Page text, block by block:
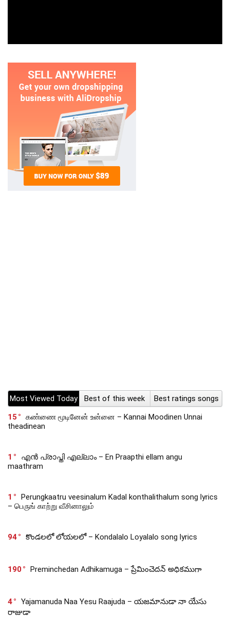
Most Viewed Today Best of this week
Best ratings songs
15
கண்ணை மூடினேன் உன்னை – Kannai Moodinen Unnai
theadinean
1
എൻ പ്രാപ്തി എല്ലാം – En Praapthi ellam angu
maathram
1
Perungkaatru veesinalum Kadal konthalithalum song lyrics
– பெருங் காற்று வீசினாலும்
94 కొండలలో లోయలలో – Kondalalo Loyalalo song lyrics
190 Preminchedan Adhikamuga – ప్రేమించెదన్ అధికముగా
4
Yajamanuda Naa Yesu Raajuda – యజమానుడా నా యేసు
రాజుడా